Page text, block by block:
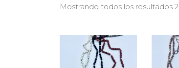
Mostrando todos los resultados 2